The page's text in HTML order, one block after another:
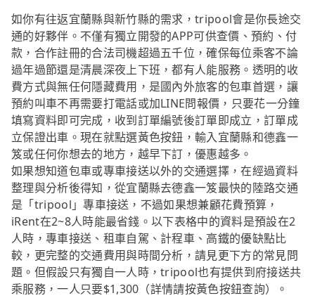
如你有往返宜蘭縣與新竹縣的需求，tripool會是你長途交
通的好夥伴。不僅有獨立開發的APP可供查價、預約、付
款，合作註冊的合法司機超過五千位，確保每位乘客不論
過年過節還是清晨深夜上下班，都有人能服務。透明的收
費方式與無任何隱藏費用，是國內外旅客的包車首選，讓
預約叫車不再需要打電話或加LINE問報價，只要花一分鐘
填寫資料即可完成，收到訂單編號後訂單即成立，訂單成
立保證出車。現在就點選黃色按鈕，輸入宜蘭縣和德鑫一
笈或任何你想去的地方，越早下訂，優惠越多。
如果想知道包車或專車接送以外的交通選擇，在經過資料
整理與分析後得知，從宜蘭縣去德鑫一笈最快的陸路交通
是「tripool」專車接送，不過如果想兼顧花費預算，
iRent在2~8人時能最省錢。以下表格中的資料是預設在2
人時，專車接送、租車自駕、計程車、高鐵的優缺點比
較，更完整的交通費用與時間分析，請見更下方的常見問
題。但假設只有獨自一人時，tripool也有提供到府接送共
乘服務，一人只要$1,300（詳情請按黃色按鈕查詢）。